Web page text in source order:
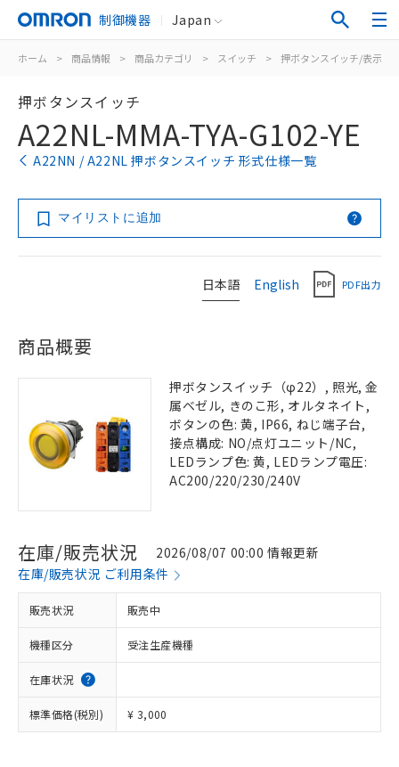
制御機器 Japan
ホーム > 商品情報 > 商品カテゴリ > スイッチ > 押ボタンスイッチ/表示灯
押ボタンスイッチ
A22NL-MMA-TYA-G102-YE
A22NN / A22NL 押ボタンスイッチ 形式仕様一覧
マイリストに追加
日本語 English PDF出力
商品概要
押ボタンスイッチ（φ22）, 照光, 金
属ベゼル, きのこ形, オルタネイト,
ボタンの色: 黄, IP66, ねじ端子台,
接点構成: NO/点灯ユニット/NC,
LEDランプ色: 黄, LEDランプ電圧:
AC200/220/230/240V
在庫/販売状況
2026/08/07 00:00 情報更新
在庫/販売状況 ご利用条件
販売状況 販売中
機種区分 受注生産機種
在庫状況
標準価格(税別) ¥ 3,000